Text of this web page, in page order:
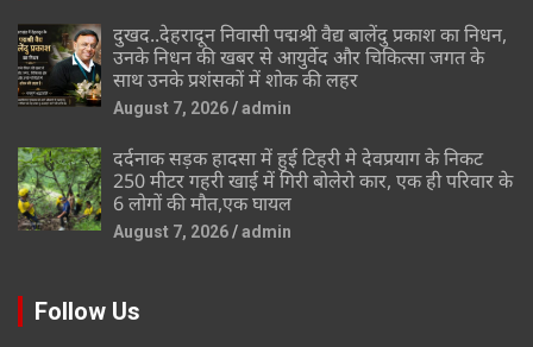
दुखद..देहरादून निवासी पद्मश्री वैद्य बालेंदु प्रकाश का निधन,
उनके निधन की खबर से आयुर्वेद और चिकित्सा जगत के
साथ उनके प्रशंसकों में शोक की लहर
August 7, 2026 admin
दर्दनाक सड़क हादसा में हुई टिहरी मे देवप्रयाग के निकट
250 मीटर गहरी खाई में गिरी बोलेरो कार, एक ही परिवार के
6 लोगों की मौत,एक घायल
August 7, 2026 admin
Follow Us